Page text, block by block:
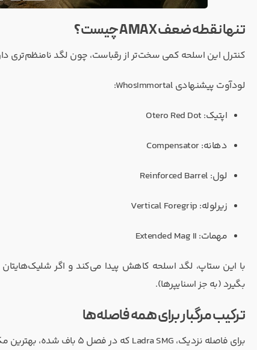
تنها نقطه ضعف AMAX چیست؟
کنترل این اسلحه کمی سخت‌تر از رقباست، چون لگد نامنظم‌تری
لودآوت پیشنهادی WhosImmortal:
اپتیک: Otero Red Dot
دهانه: Compensator
لول: Reinforced Barrel
زیرلوله: Vertical Foregrip
مهمات: Extended Mag II
با این ستاپ، لگد اسلحه کاهش پیدا می‌کند و اگر
بگیرد (به جز اسنایپرها).
ترکیب مرگبار برای همه فاصله‌ها